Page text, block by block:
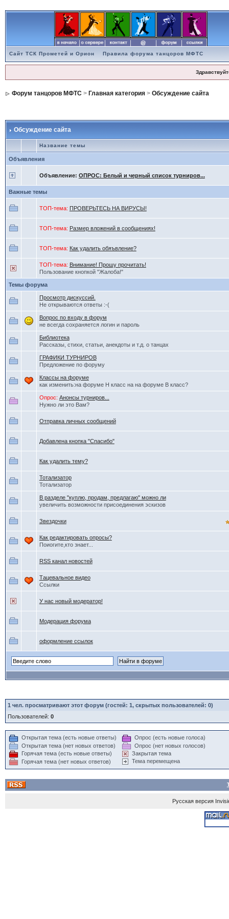
Сайт ТСК Прометей и Орион Правила форума танцоров МФТС
Форум танцоров МФТС> Главная категория> Обсуждение сайта
Обсуждение сайта
Название темы
Объявления
Объявление: ОПРОС: Белый и черный список турниров...
Важные темы
ТОП-тема: ПРОВЕРЬТЕСЬ НА ВИРУСЫ!
ТОП-тема: Размер вложений в сообщениях!
ТОП-тема: Как удалить обяъвление?
ТОП-тема: Внимание! Прошу прочитать!
Пользование кнопкой "Жалоба!"
Темы форума
Просмотр дискуссий.
Не открываются ответы :-(
Вопрос по входу в форум
не всегда сохраняется логин и пароль
Библиотека
Рассказы, стихи, статьи, анекдоты и т.д. о танцах
ГРАФИКИ ТУРНИРОВ
Предложение по форуму
Классы на форуме
как изменить:на форуме Н класс на на форуме В класс?
Опрос: Анонсы турниров...
Нужно ли это Вам?
Отправка личных сообщений
Добавлена кнопка "Спасибо"
Как удалить тему?
Тотализатор
Тотализатор
В разделе "куплю, продам, предлагаю" можно ли
увеличить возможности присоединения эскизов
Звездочки
Как редактировать опросы?
Поиогите,кто знает...
RSS канал новостей
Тацевальное видео
Ссылки
У нас новый модератор!
Модерация форума
оформление ссылок
1 чел. просматривают этот форум (гостей: 1, скрытых пользователей: 0)
Пользователей: 0
Открытая тема (есть новые ответы)
Открытая тема (нет новых ответов)
Горячая тема (есть новые ответы)
Горячая тема (нет новых ответов)
Опрос (есть новые голоса)
Опрос (нет новых голосов)
Закрытая тема
Тема перемещена
Русская версия